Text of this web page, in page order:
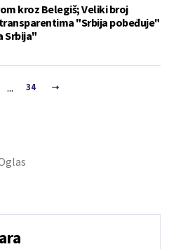
kroz Belegiš; Veliki broj
"Srbija pobeđuje"
Srbija"
... 34